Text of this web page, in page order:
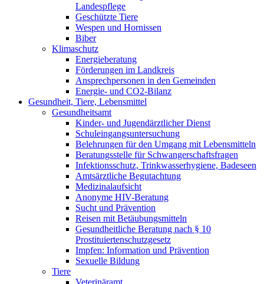
Landespflege
Geschützte Tiere
Wespen und Hornissen
Biber
Klimaschutz
Energieberatung
Förderungen im Landkreis
Ansprechpersonen in den Gemeinden
Energie- und CO2-Bilanz
Gesundheit, Tiere, Lebensmittel
Gesundheitsamt
Kinder- und Jugendärztlicher Dienst
Schuleingangsuntersuchung
Belehrungen für den Umgang mit Lebensmitteln
Beratungsstelle für Schwangerschaftsfragen
Infektionsschutz, Trinkwasserhygiene, Badeseen
Amtsärztliche Begutachtung
Medizinalaufsicht
Anonyme HIV-Beratung
Sucht und Prävention
Reisen mit Betäubungsmitteln
Gesundheitliche Beratung nach § 10
Prostituiertenschutzgesetz
Impfen: Information und Prävention
Sexuelle Bildung
Tiere
Veterinäramt